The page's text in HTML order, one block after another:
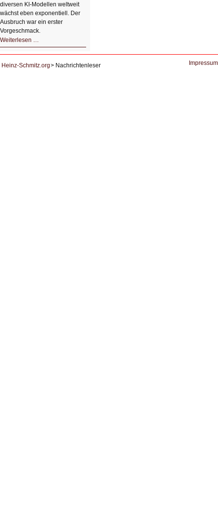
diversen KI-Modellen weltweit
wächst eben exponentiell. Der
Ausbruch war ein erster
Vorgeschmack.
Weiterlesen …
Der
KI
Heinz-Schmitz.org Nachrichtenleser Impressum